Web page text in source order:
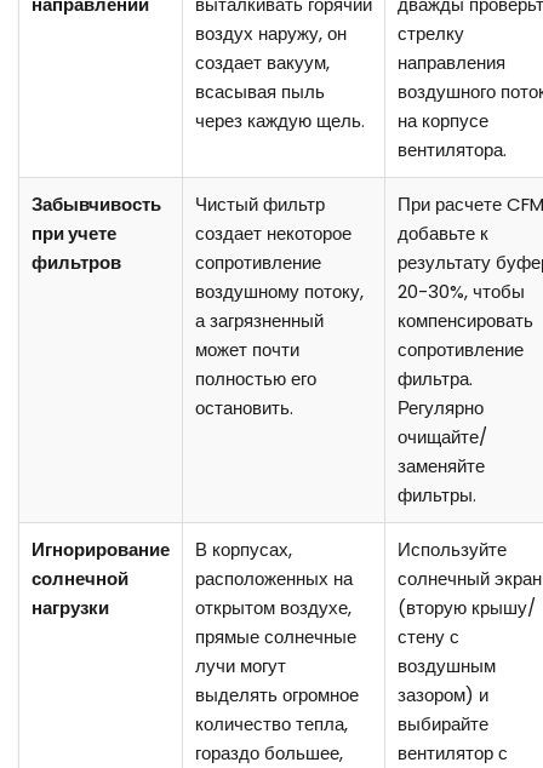
воздух наружу, он
создает вакуум,
всасывая пыль
через каждую щель.
стрелку
направления
воздушного
на корпусе
вентилятора.
Забывчивость
при учете
фильтров
Чистый фильтр
создает некоторое
сопротивление
воздушному потоку,
а загрязненный
может почти
полностью его
остановить.
При расчете CFM
добавьте к
результату
20-30%, чтобы
компенсировать
сопротивление
фильтра.
Регулярно
очищайте/
заменяйте
фильтры.
Игнорирование
солнечной
нагрузки
В корпусах,
расположенных на
открытом воздухе,
прямые солнечные
лучи могут
выделять огромное
количество тепла,
гораздо большее,
Используйте
солнечный экран
(вторую крышу/
стену с
воздушным
зазором) и
выбирайте
вентилятор с